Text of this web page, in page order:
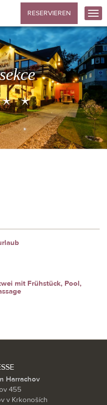
RESERVIEREN
mit Frühstück, Pool,
Harrachov
455
v Krkonoších